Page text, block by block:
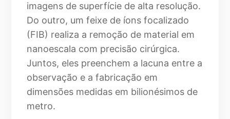
imagens de superfície de alta resolução.
Do outro, um feixe de íons focalizado
(FIB) realiza a remoção de material em
nanoescala com precisão cirúrgica.
Juntos, eles preenchem a lacuna entre a
observação e a fabricação em
dimensões medidas em bilionésimos de
metro.